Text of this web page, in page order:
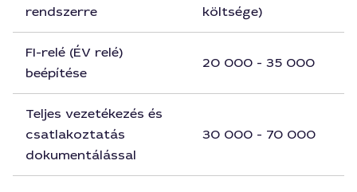
rendszerre
költsége)
FI-relé (ÉV relé)
beépítése
20 000 - 35 000
Teljes vezetékezés és
csatlakoztatás
dokumentálással
30 000 - 70 000